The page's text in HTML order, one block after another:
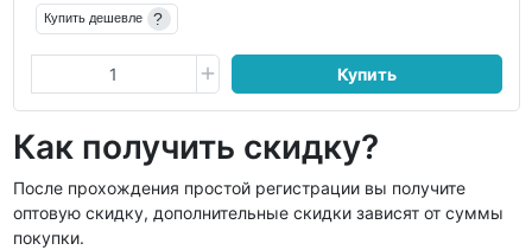
Купить дешевле ?
Купить
Как получить скидку?
После прохождения простой регистрации вы получите
оптовую скидку, дополнительные скидки зависят от суммы
покупки.